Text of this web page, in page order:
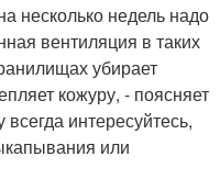
несколько недель надо
вентиляция в таких
убирает
кожуру, - поясняет
интересуйтесь,
или